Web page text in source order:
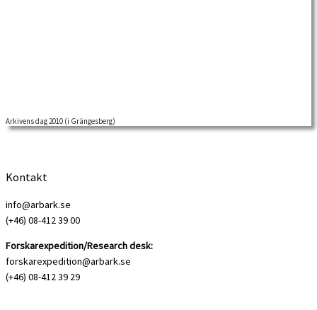
Arkivens dag 2010 (i Grängesberg)
Kontakt
info@arbark.se
(+46) 08-412 39 00
Forskarexpedition/Research desk:
forskarexpedition@arbark.se
(+46) 08-412 39 29